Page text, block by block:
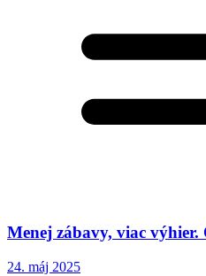
Menej zábavy, viac
24. máj 2025